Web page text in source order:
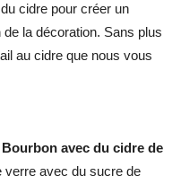
cidre pour créer un
la décoration. Sans plus
au cidre que nous vous
avec du cidre de
verre avec du sucre de